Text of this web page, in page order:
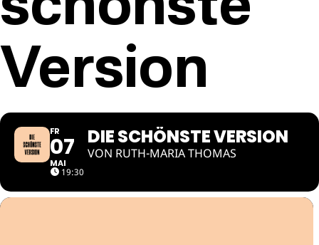
Version
FR
07
MAI
19:30
DIE SCHÖNSTE VERSION
VON RUTH-MARIA THOMAS